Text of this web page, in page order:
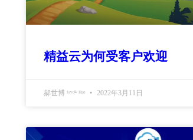
精益云为何受客户欢迎
郝世博 ᴶᵃᵛᵉⁿ ᴴᵃᵒ 2022年3月11日